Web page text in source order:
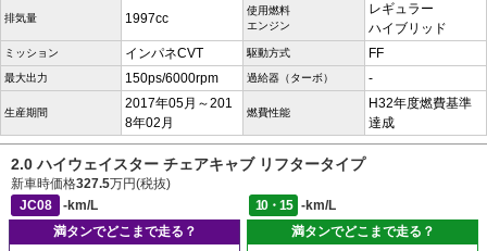
排気量 1997cc
使用燃料
エンジン
レギュラー
ハイブリッド
ミッション インパネCVT 駆動方式 FF
最大出力 150ps/6000rpm 過給器（ターボ） -
生産期間
2017年05月～201
8年02月
燃費性能
H32年度燃費基準
達成
2.0 ハイウェイスター チェアキャブ リフタータイプ
新車時価格327.5万円(税抜)
JC08
-km/L 10・15
-km/L
満タンでどこまで走る？
満タンでどこまで走る？